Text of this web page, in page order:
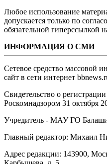
Любое использование
допускается только по
обязательной гиперссылкой
ИНФОРМАЦИЯ О СМИ
Сетевое средство массовой
сайт в сети интернет
Свидетельство о
Роскомнадзором 31 октября
Учредитель - МАУ ГО
Главный редактор: Михаил
Адрес редакции: 143900,